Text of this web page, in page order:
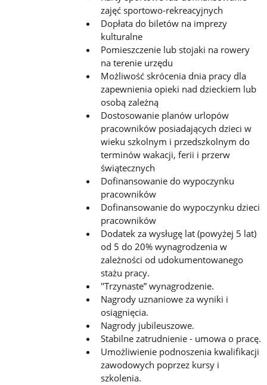
zajęć sportowo-rekreacyjnych
Dopłata do biletów na imprezy
kulturalne
Pomieszczenie lub stojaki na rowery
na terenie urzędu
Możliwość skrócenia dnia pracy dla
zapewnienia opieki nad dzieckiem lub
osobą zależną
Dostosowanie planów urlopów
pracowników posiadających dzieci w
wieku szkolnym i przedszkolnym do
terminów wakacji, ferii i przerw
świątecznych
Dofinansowanie do wypoczynku
pracowników
Dofinansowanie do wypoczynku dzieci
pracowników
Dodatek za wysługę lat (powyżej 5 lat)
od 5 do 20% wynagrodzenia w
zależności od udokumentowanego
stażu pracy.
"Trzynaste” wynagrodzenie.
Nagrody uznaniowe za wyniki i
osiągnięcia.
Nagrody jubileuszowe.
Stabilne zatrudnienie - umowa o pracę.
Umożliwienie podnoszenia kwalifikacji
zawodowych poprzez kursy i
szkolenia.